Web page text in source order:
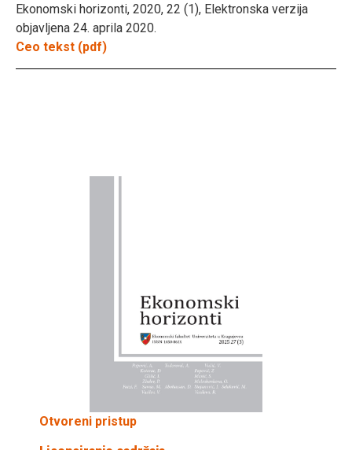
Ekonomski horizonti, 2020, 22 (1), Elektronska verzija
objavljena 24. aprila 2020.
Ceo tekst (pdf)
Otvoreni pristup